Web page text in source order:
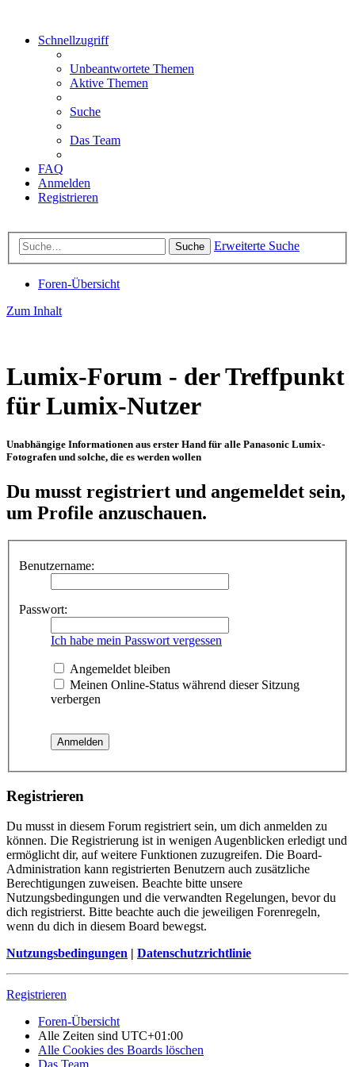
Schnellzugriff
Unbeantwortete Themen
Aktive Themen
Suche
Das Team
FAQ
Anmelden
Registrieren
Suche Erweiterte Suche
Foren-Übersicht
Zum Inhalt
Lumix-Forum - der Treffpunkt
für Lumix-Nutzer
Unabhängige Informationen aus erster Hand für alle Panasonic Lumix-
Fotografen und solche, die es werden wollen
Du musst registriert und angemeldet sein,
um Profile anzuschauen.
Benutzername:
Passwort:
Ich habe mein Passwort vergessen
Angemeldet bleiben
Meinen Online-Status während dieser Sitzung
verbergen
Registrieren
Du musst in diesem Forum registriert sein, um dich anmelden zu
können. Die Registrierung ist in wenigen Augenblicken erledigt und
ermöglicht dir, auf weitere Funktionen zuzugreifen. Die Board-
Administration kann registrierten Benutzern auch zusätzliche
Berechtigungen zuweisen. Beachte bitte unsere
Nutzungsbedingungen und die verwandten Regelungen, bevor du
dich registrierst. Bitte beachte auch die jeweiligen Forenregeln,
wenn du dich in diesem Board bewegst.
Nutzungsbedingungen | Datenschutzrichtlinie
Registrieren
Foren-Übersicht
Alle Zeiten sind UTC+01:00
Alle Cookies des Boards löschen